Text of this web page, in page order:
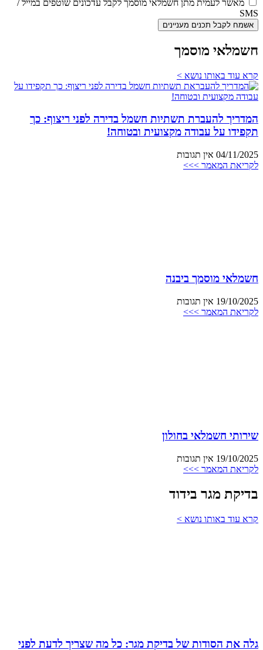
מאשר לעמית מתן חשמלאי מוסמך לקבל עדכונים שוטפים במייל /
SMS
אשמח לקבל תכנים מעניינים
חשמלאי מוסמך
קרא עוד באותו נושא >
המדריך להעברת תשתיות חשמל בדירה לפני ריצוף: כך
תקפידו על עבודה מקצועית ובטוחה!
04/11/2025 אין תגובות
לקריאת המאמר >>>
חשמלאי מוסמך ביבנה
19/10/2025 אין תגובות
לקריאת המאמר >>>
שירותי חשמלאי בחולון
19/10/2025 אין תגובות
לקריאת המאמר >>>
בדיקת מגר בידוד
קרא עוד באותו נושא >
גלה את הסודות של בדיקת מגר: כל מה שצריך לדעת לפני